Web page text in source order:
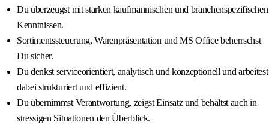
Du überzeugst mit starken kaufmännischen und branchenspezifischen
Kenntnissen.
Sortimentssteuerung, Warenpräsentation und MS Office beherrschst
Du sicher.
Du denkst serviceorientiert, analytisch und konzeptionell und arbeitest
dabei strukturiert und effizient.
Du übernimmst Verantwortung, zeigst Einsatz und behältst auch in
stressigen Situationen den Überblick.